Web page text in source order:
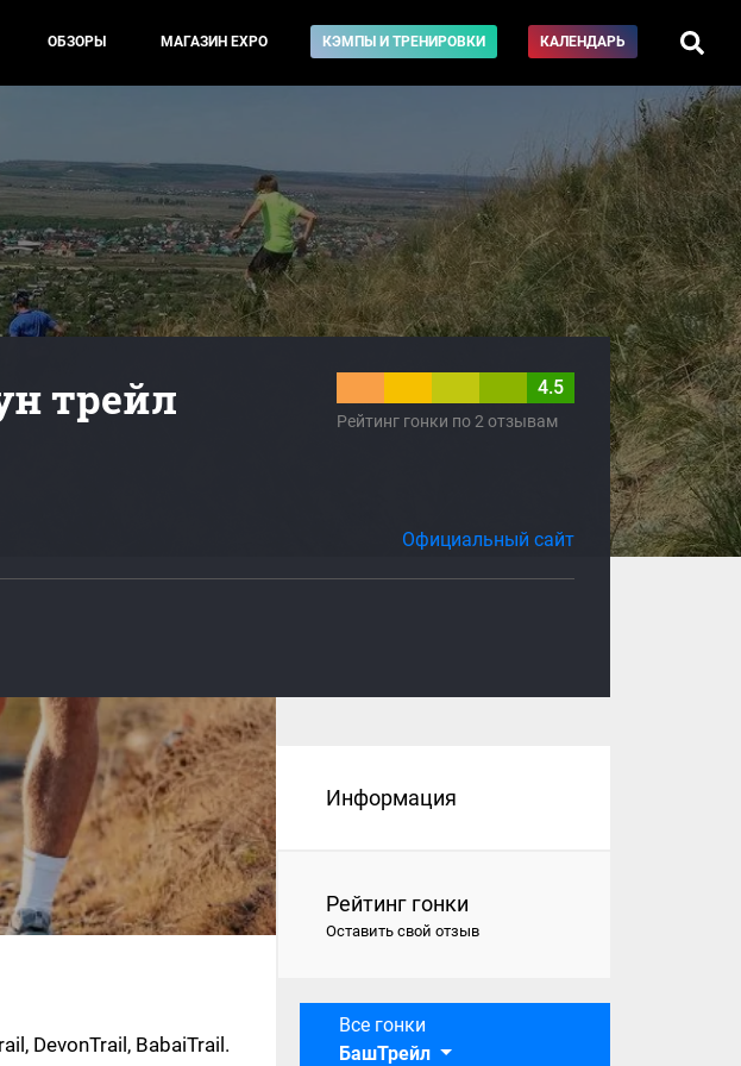
ОБЗОРЫ МАГАЗИН EXPO КЭМПЫ И ТРЕНИРОВКИ КАЛЕНДАРЬ
трейл 4.5
Рейтинг гонки по 2 отзывам
Официальный сайт
DevonTrail, BabaiTrail.
Информация
Рейтинг гонки
Оставить свой отзыв
Все гонки
БашТрейл